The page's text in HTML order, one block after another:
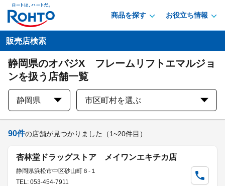
商品を探す お役立ち情報
販売店検索
静岡県のオバジX フレームリフトエマルジョ
ンを扱う店舗一覧
静岡県 市区町村を選ぶ
90件の店舗が見つかりました （1~20件目）
杏林堂ドラッグストア メイワンエキチカ店
静岡県浜松市中区砂山町６-１
TEL: 053-454-7911